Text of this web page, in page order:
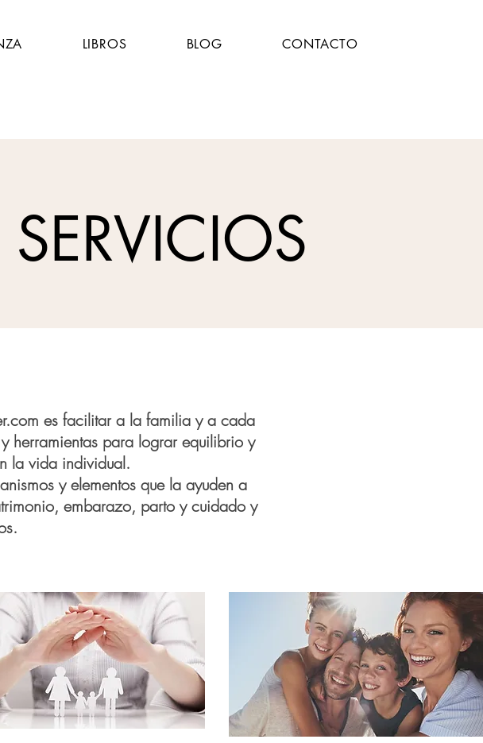
LIBROS BLOG CONTACTO
es facilitar a la familia y a cada
herramientas para lograr equilibrio y
la vida individual.
y elementos que la ayuden a
embarazo, parto y cuidado y